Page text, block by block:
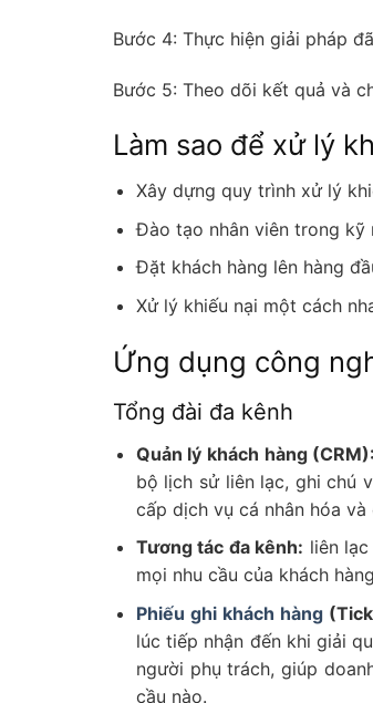
Bước 4: Thực hiện giải pháp
Bước 5: Theo dõi kết quả và
Làm sao để xử lý
Xây dựng quy trình xử lý
Đào tạo nhân viên trong kỹ
Đặt khách hàng lên hàng
Xử lý khiếu nại một cách
Ứng dụng công
Tổng đài đa kênh
Quản lý khách hàng (CRM):
bộ lịch sử liên lạc, ghi chú
cấp dịch vụ cá nhân hóa
Tương tác đa kênh: liên
mọi nhu cầu của khách
Phiếu ghi khách hàng
lúc tiếp nhận đến khi giải
người phụ trách, giúp
cầu nào.